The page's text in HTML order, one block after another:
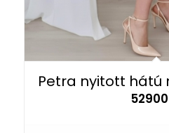
Petra nyitott hátú
52900